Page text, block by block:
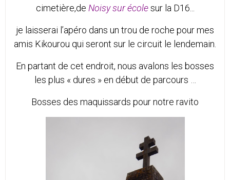
cimetière,de Noisy sur écolesur la D16...
je laisserai l’apéro dans un trou de roche pour mes
amis Kikourou qui seront sur le circuit le lendemain.
En partant de cet endroit, nous avalons les bosses
les plus « dures » en début de parcours …
Bosses des maquissards pour notre ravito